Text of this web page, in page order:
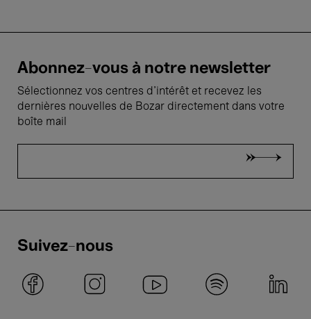
Abonnez-vous à notre newsletter
Sélectionnez vos centres d'intérêt et recevez les
dernières nouvelles de Bozar directement dans votre
boîte mail
Suivez-nous